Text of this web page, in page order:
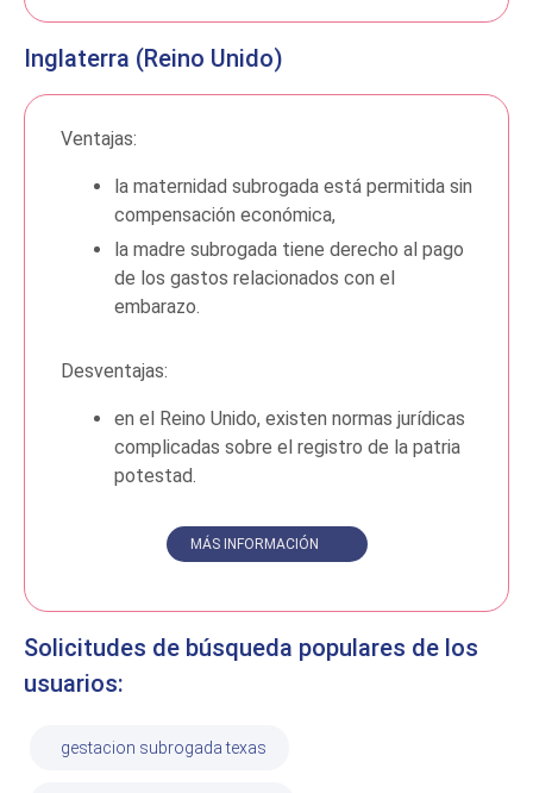
Inglaterra (Reino Unido)
Ventajas:
la maternidad subrogada está permitida sin
compensación económica,
la madre subrogada tiene derecho al pago
de los gastos relacionados con el
embarazo.
Desventajas:
en el Reino Unido, existen normas jurídicas
complicadas sobre el registro de la patria
potestad.
MÁS INFORMACIÓN
Solicitudes de búsqueda populares de los
usuarios:
gestacion subrogada texas